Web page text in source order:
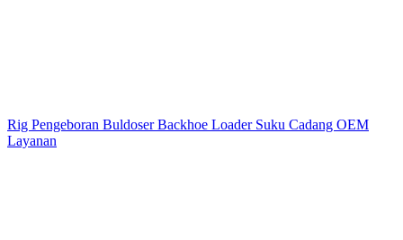
Rig Pengeboran BuldoserBackhoe Loader Suku Cadang OEM
Layanan